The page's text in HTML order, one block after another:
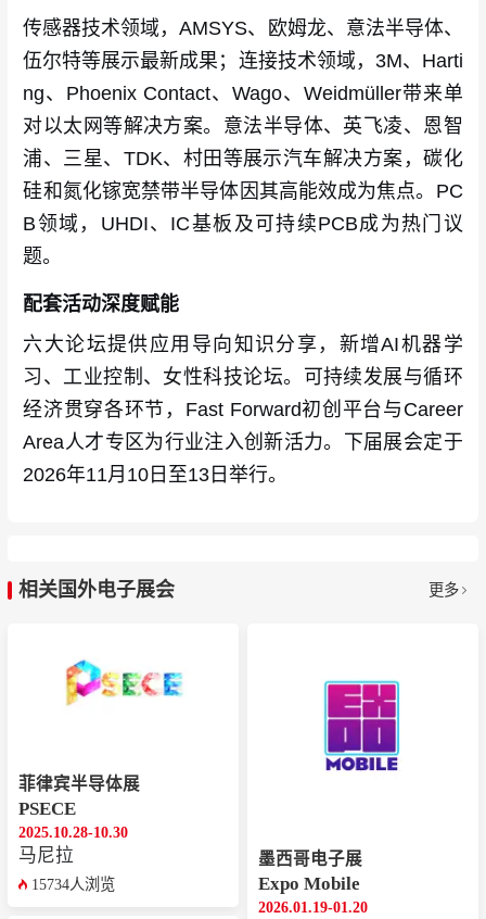
传感器技术领域，AMSYS、欧姆龙、意法半导体、
伍尔特等展示最新成果；连接技术领域，3M、Harti
ng、Phoenix Contact、Wago、Weidmüller带来单
对以太网等解决方案。意法半导体、英飞凌、恩智
浦、三星、TDK、村田等展示汽车解决方案，碳化
硅和氮化镓宽禁带半导体因其高能效成为焦点。PC
B领域，UHDI、IC基板及可持续PCB成为热门议
题。
配套活动深度赋能
六大论坛提供应用导向知识分享，新增AI机器学
习、工业控制、女性科技论坛。可持续发展与循环
经济贯穿各环节，Fast Forward初创平台与Career
Area人才专区为行业注入创新活力。下届展会定于
2026年11月10日至13日举行。
相关国外电子展会 更多
菲律宾半导体展
PSECE
2025.10.28-10.30
马尼拉
15734人浏览
墨西哥电子展
Expo Mobile
2026.01.19-01.20